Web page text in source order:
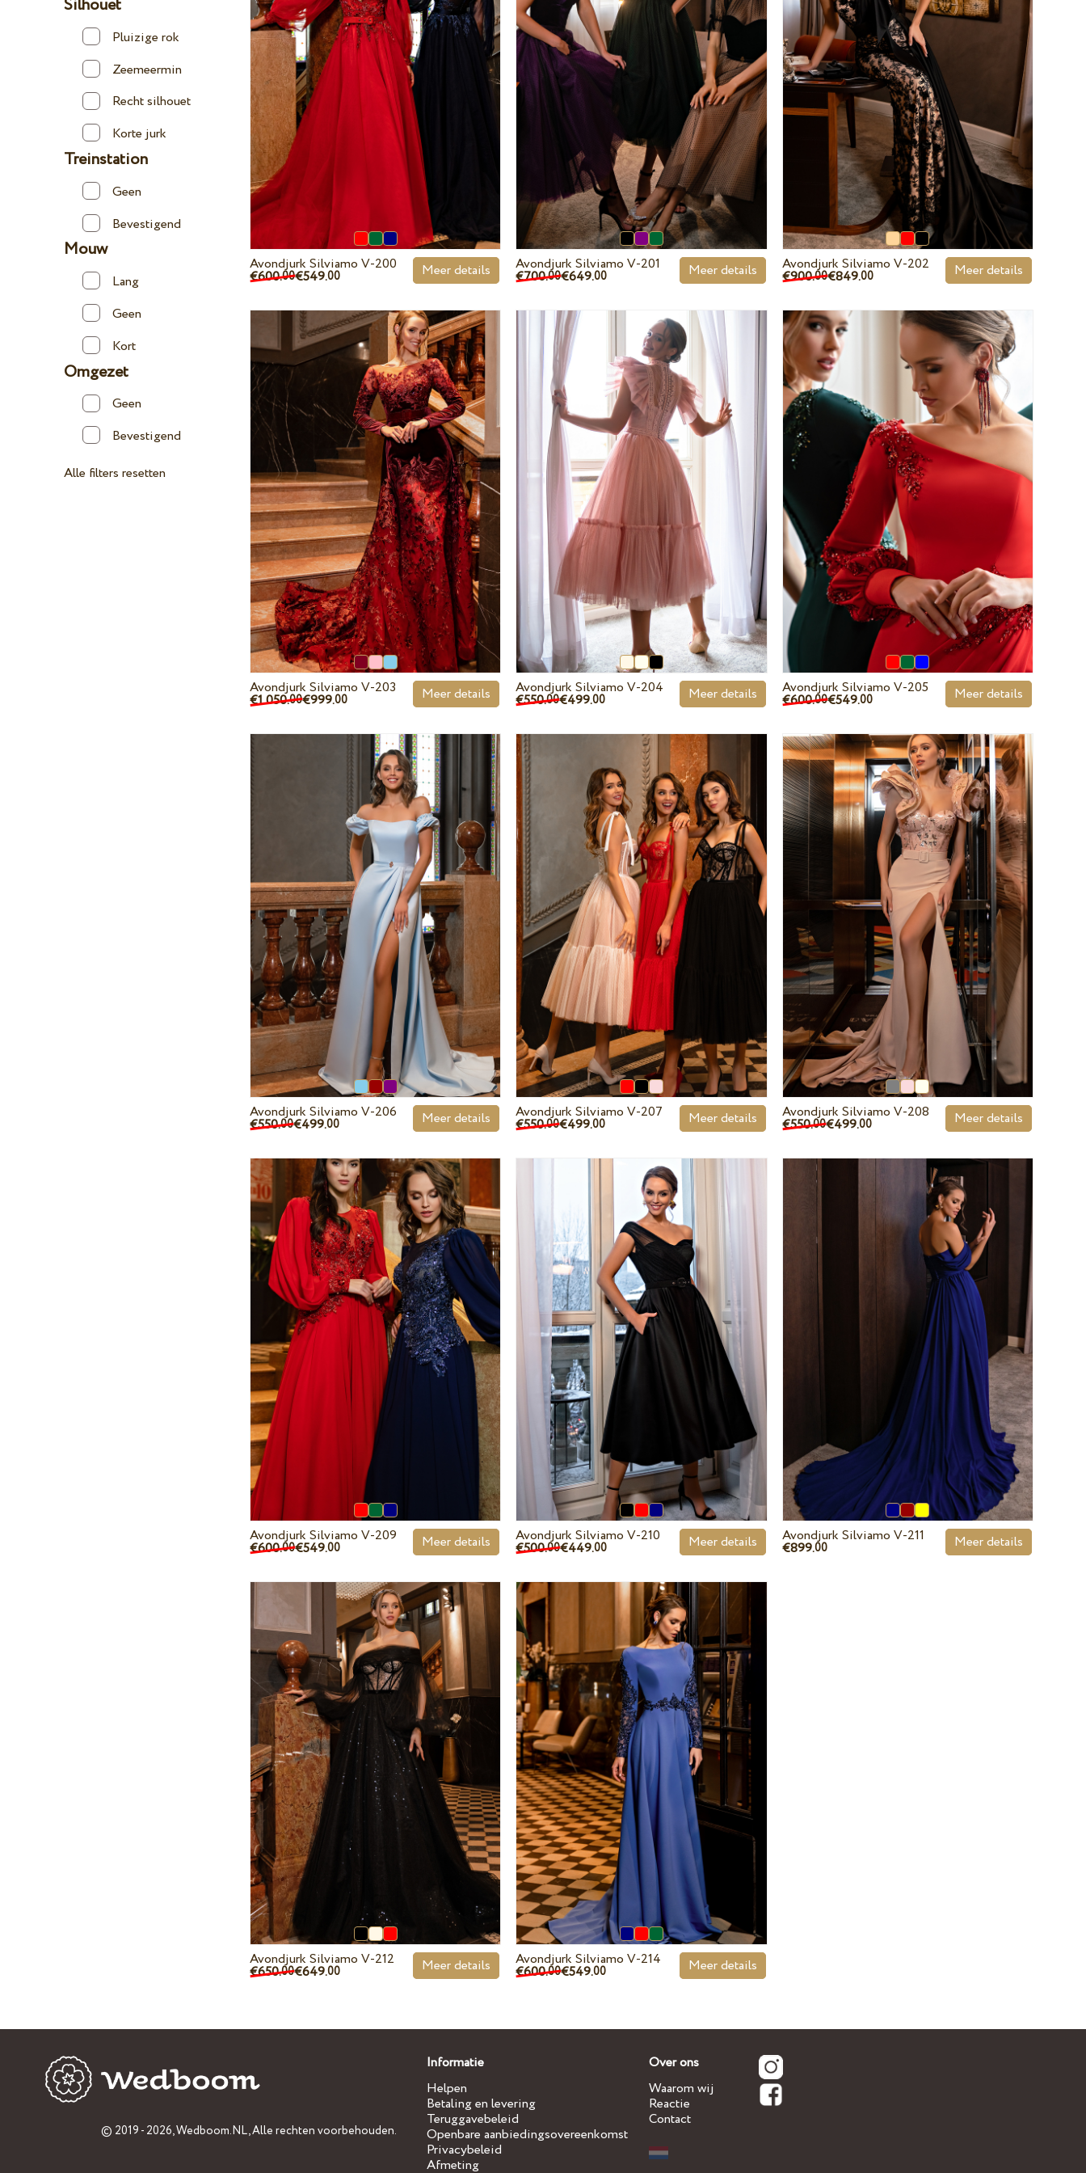
Silhouet
Pluizige rok
Zeemeermin
Recht silhouet
Korte jurk
Treinstation
Geen
Bevestigend
Mouw
Lang
Geen
Kort
Omgezet
Geen
Bevestigend
Alle filters resetten
Avondjurk Silviamo V-200
€600.00€549.00 Meer details Avondjurk Silviamo V-201
€700.00€649.00 Meer details Avondjurk Silviamo V-202
€900.00€849.00 Meer details
Avondjurk Silviamo V-203
€1 050.00€999.00 Meer details Avondjurk Silviamo V-204
€550.00€499.00 Meer details Avondjurk Silviamo V-205
€600.00€549.00 Meer details
Avondjurk Silviamo V-206
€550.00€499.00 Meer details Avondjurk Silviamo V-207
€550.00€499.00 Meer details Avondjurk Silviamo V-208
€550.00€499.00 Meer details
Avondjurk Silviamo V-209
€600.00€549.00 Meer details Avondjurk Silviamo V-210
€500.00€449.00 Meer details Avondjurk Silviamo V-211
€899.00 Meer details
Avondjurk Silviamo V-212
€650.00€649.00 Meer details Avondjurk Silviamo V-214
€600.00€549.00 Meer details
© 2019 - 2026,Wedboom.NL, Alle rechten voorbehouden.
Informatie
Helpen
Betaling en levering
Teruggavebeleid
Openbare aanbiedingsovereenkomst
Privacybeleid
Afmeting
Over ons
Waarom wij
Reactie
Contact